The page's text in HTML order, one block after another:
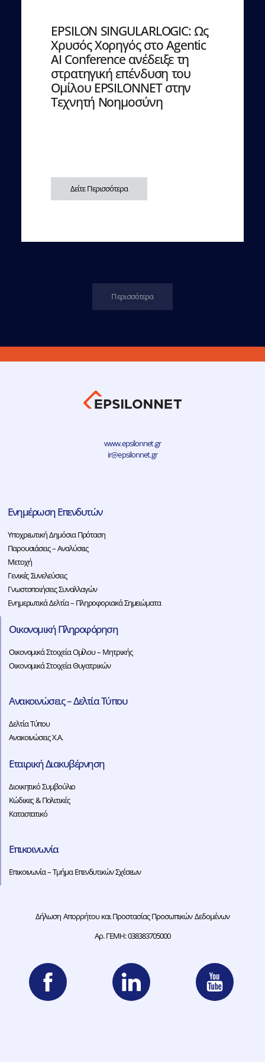
EPSILON SINGULARLOGIC: Ως
Χρυσός Χορηγός στο Agentic
AI Conference ανέδειξε τη
στρατηγική επένδυση του
Ομίλου EPSILONNET στην
Τεχνητή Νοημοσύνη
Δείτε Περισσότερα
Περισσότερα
www.epsilonnet.gr
ir@epsilonnet.gr
Ενημέρωση Επενδυτών
Υποχρεωτική Δημόσια Πρόταση
Παρουσιάσεις – Αναλύσεις
Μετοχή
Γενικές Συνελεύσεις
Γνωστοποιήσεις Συναλλαγών
Ενημερωτικά Δελτία – Πληροφοριακά Σημειώματα
Οικονομική Πληροφόρηση
Οικονομικά Στοιχεία Ομίλου – Μητρικής
Οικονομικά Στοιχεία Θυγατρικών
Ανακοινώσεις – Δελτία Τύπου
Δελτία Τύπου
Ανακοινώσεις Χ.Α.
Εταιρική Διακυβέρνηση
Διοικητικό Συμβούλιο
Κώδικες & Πολιτικές
Καταστατικό
Επικοινωνία
Επικοινωνία – Τμήμα Επενδυτικών Σχέσεων
Δήλωση Απορρήτου και Προστασίας Προσωπικών Δεδομένων
Αρ. ΓΕΜΗ: 038383705000